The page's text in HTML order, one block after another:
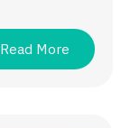
Read More